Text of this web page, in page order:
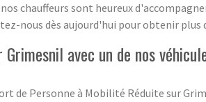
chauffeurs sont heureux
nous dès aujourd'hui pour obtenir plus
Grimesnil avec un de nos
de Personne à Mobilité Réduite sur